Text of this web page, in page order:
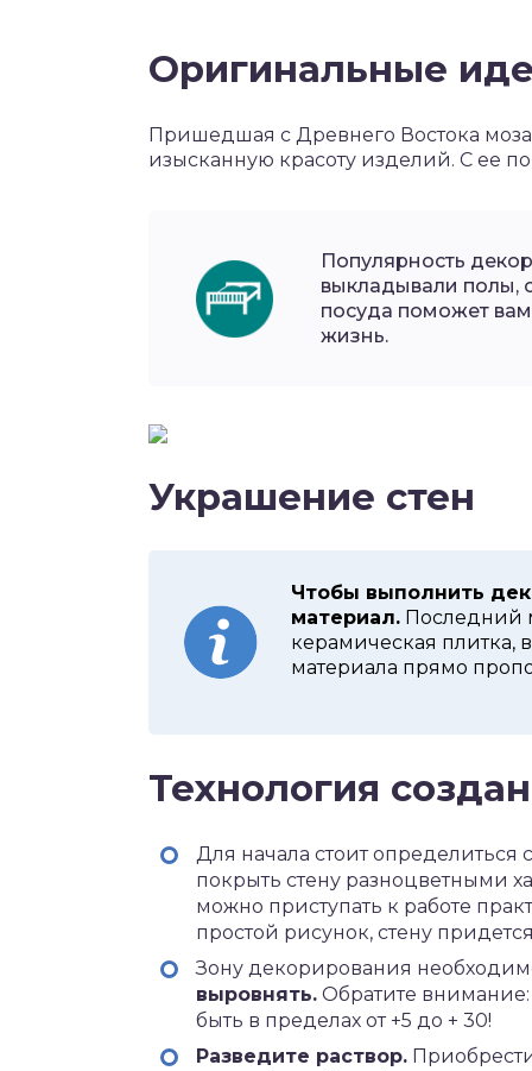
Оригинальные
Пришедшая с Древнего Востока
изысканную красоту изделий. С ее
Популярность
выкладывали полы,
посуда поможет вам
жизнь.
Украшение стен
Чтобы выполнить
материал. Последний
керамическая плитка,
материала прямо
Технология
Для начала стоит определиться
покрыть стену разноцветными
можно приступать к работе
простой рисунок, стену
Зону декорирования
выровнять. Обратите
быть в пределах от +5 до + 30!
Разведите раствор.